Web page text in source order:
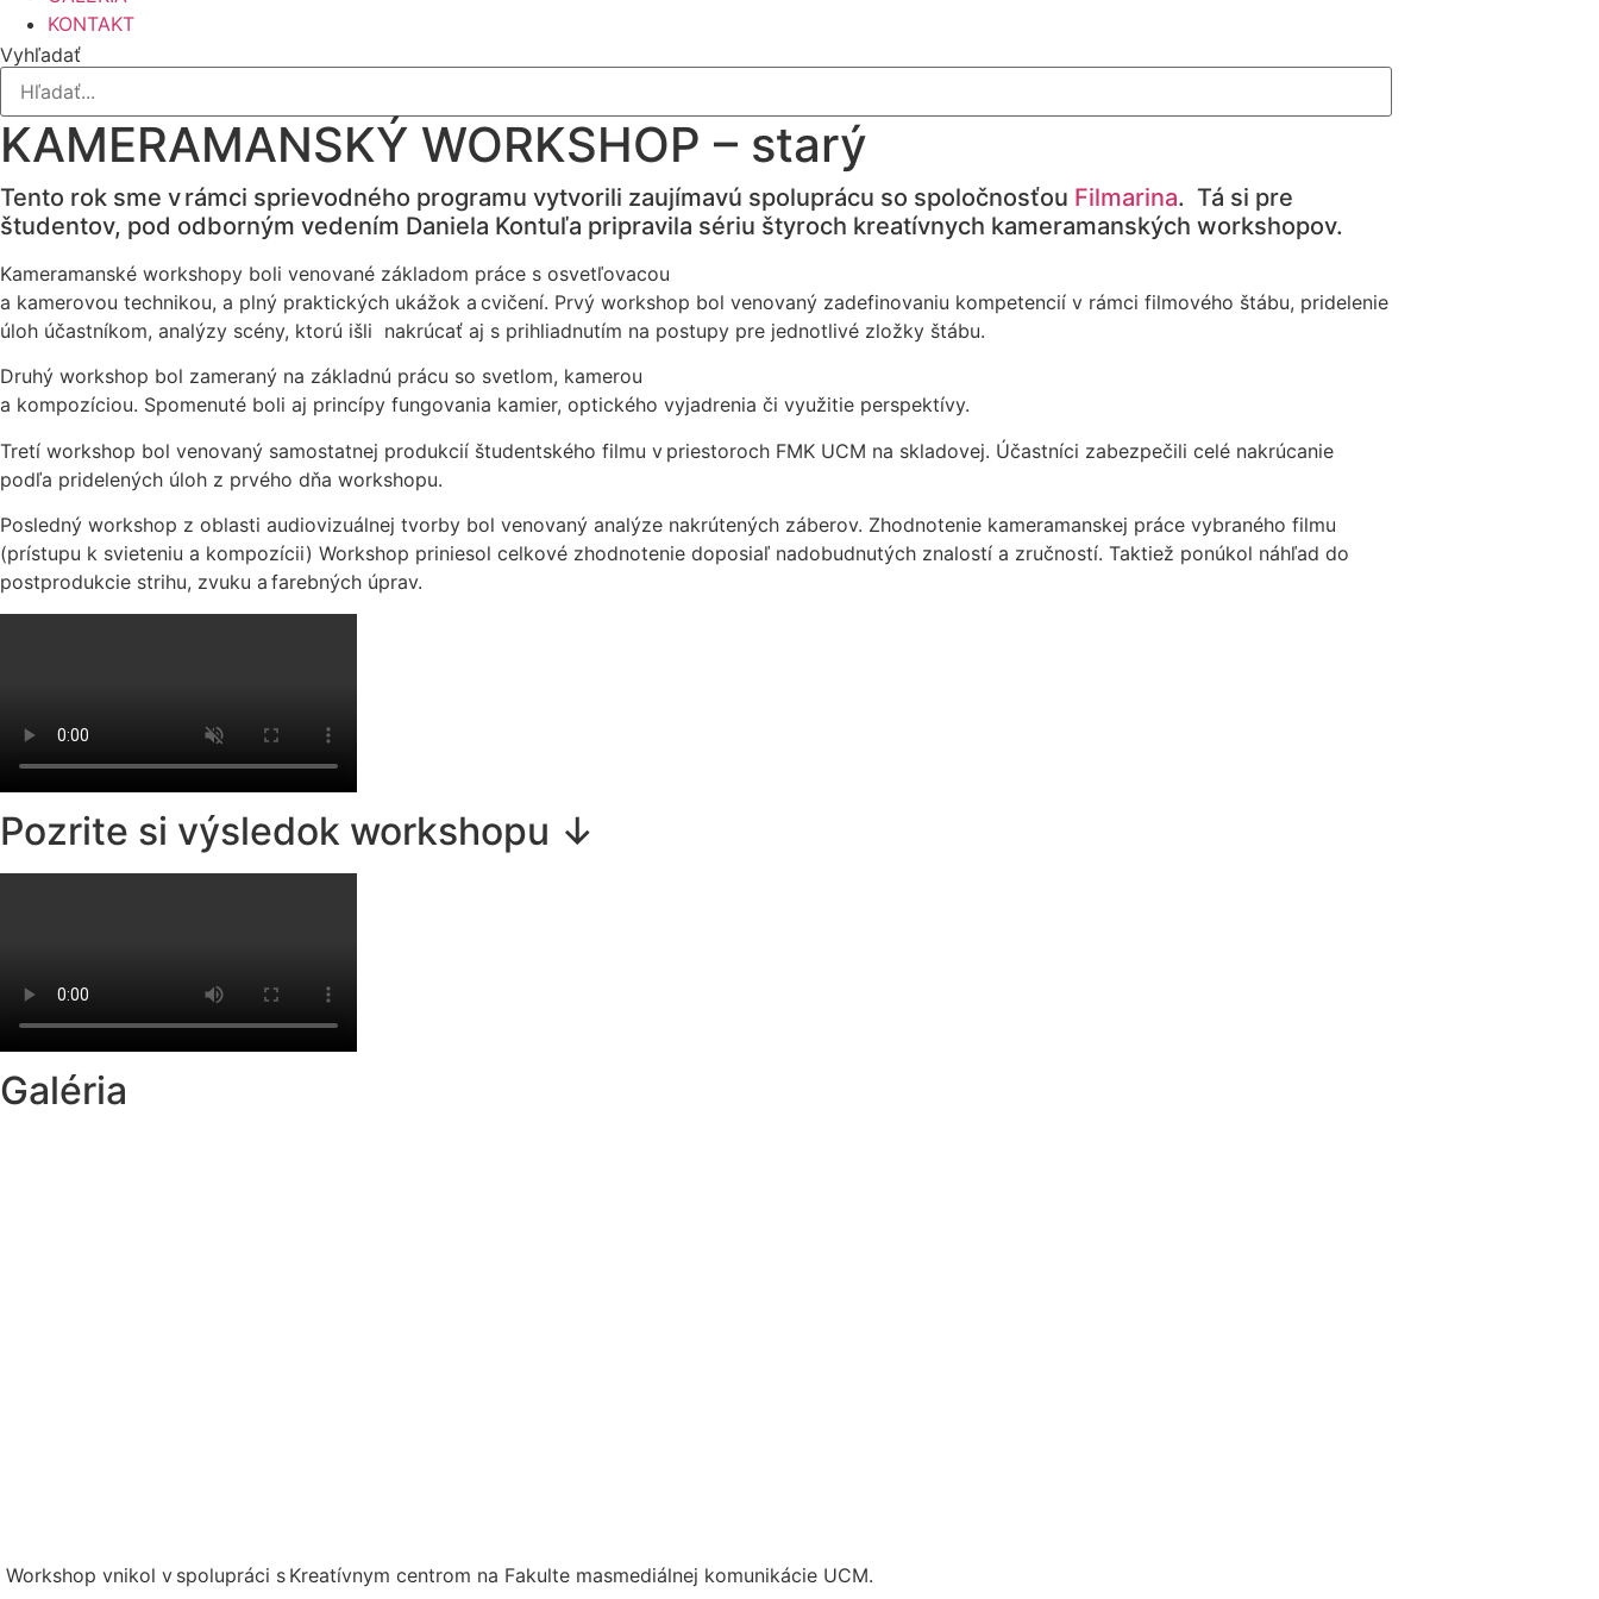
KONTAKT
Vyhľadať
KAMERAMANSKÝ WORKSHOP – starý
Tento rok sme v rámci sprievodného programu vytvorili zaujímavú spoluprácu so spoločnosťou Filmarina. Tá si pre
študentov, pod odborným vedením Daniela Kontuľa pripravila sériu štyroch kreatívnych kameramanských workshopov.
Kameramanské workshopy boli venované základom práce s osvetľovacou
a kamerovou technikou, a plný praktických ukážok a cvičení. Prvý workshop bol venovaný zadefinovaniu kompetencií v rámci filmového štábu, pridelenie
úloh účastníkom, analýzy scény, ktorú išli nakrúcať aj s prihliadnutím na postupy pre jednotlivé zložky štábu.
Druhý workshop bol zameraný na základnú prácu so svetlom, kamerou
a kompozíciou. Spomenuté boli aj princípy fungovania kamier, optického vyjadrenia či využitie perspektívy.
Tretí workshop bol venovaný samostatnej produkcií študentského filmu v priestoroch FMK UCM na skladovej. Účastníci zabezpečili celé nakrúcanie
podľa pridelených úloh z prvého dňa workshopu.
Posledný workshop z oblasti audiovizuálnej tvorby bol venovaný analýze nakrútených záberov. Zhodnotenie kameramanskej práce vybraného filmu
(prístupu k svieteniu a kompozícii) Workshop priniesol celkové zhodnotenie doposiaľ nadobudnutých znalostí a zručností. Taktiež ponúkol náhľad do
postprodukcie strihu, zvuku a farebných úprav.
Pozrite si výsledok workshopu ↓
Galéria
Workshop vnikol v spolupráci s Kreatívnym centrom na Fakulte masmediálnej komunikácie UCM.